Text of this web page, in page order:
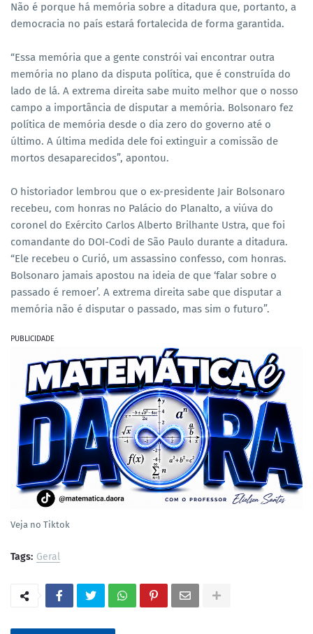
Não é porque há memória sobre a ditadura que, portanto, a
democracia no país estará fortalecida de forma garantida.
“Essa memória que a gente constrói vai encontrar outra
memória no plano da disputa política, que é construída do
lado de lá. A extrema direita sabe muito melhor que o nosso
campo a importância de disputar a memória. Bolsonaro fez
política de memória desde o dia zero do governo até o
último. A última medida dele foi extinguir a comissão de
mortos desaparecidos”, apontou.
O historiador lembrou que o ex-presidente Jair Bolsonaro
recebeu, com honras no Palácio do Planalto, a viúva do
coronel do Exército Carlos Alberto Brilhante Ustra, que foi
comandante do DOI-Codi de São Paulo durante a ditadura.
“Ele recebeu o Curió, um assassino confesso, com honras.
Bolsonaro jamais apostou na ideia de que ‘falar sobre o
passado é remoer’. A extrema direita sabe que disputar a
memória não é disputar o passado, mas sim o futuro”.
PUBLICIDADE
Veja no Tiktok
Tags: Geral